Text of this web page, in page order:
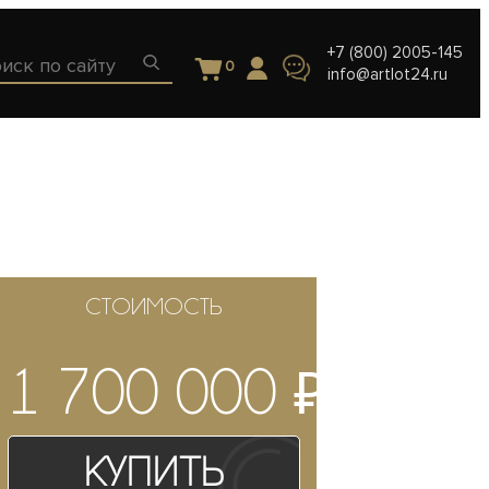
0
+7 (800) 2005-145
info@artlot24.ru
СТОИМОСТЬ
1 700 000 ₽
Купить